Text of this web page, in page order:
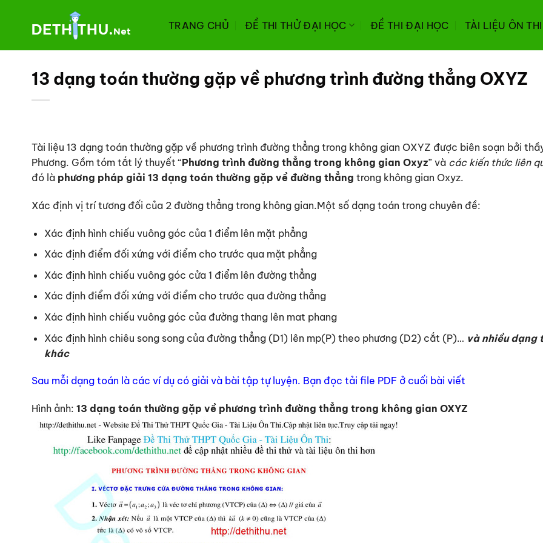
dung
TRANG CHỦ ĐỀ THI THỬ ĐẠI HỌC ĐỀ THI ĐẠI HỌC TÀI LIỆU ÔN
13 dạng toán thường gặp về phương trình đường thẳng OXYZ
Tài liệu 13 dạng toán thường gặp về phương trình đường thẳng trong không gian OXYZ được biên soạn bởi
Phương. Gồm tóm tắt lý thuyết “Phương trình đường thẳng trong không gian Oxyz” và các kiến thức liên
đó là phương pháp giải 13 dạng toán thường gặp về đường thẳng trong không gian Oxyz.
Xác định vị trí tương đối của 2 đường thẳng trong không gian.Một số dạng toán trong chuyên đề:
Xác định hình chiếu vuông góc của 1 điểm lên mặt phẳng
Xác định điểm đối xứng với điểm cho trước qua mặt phẳng
Xác định hình chiếu vuông góc cửa 1 điểm lên đường thẳng
Xác định điểm đối xứng với điểm cho trước qua đường thẳng
Xác định hình chiếu vuông góc của đường thang lên mat phang
Xác định hình chiêu song song của đường thẳng (D1) lên mp(P) theo phương (D2) cắt (P)… và nhiều dạng
khác
Sau mỗi dạng toán là các ví dụ có giải và bài tập tự luyện. Bạn đọc tải file PDF ở cuối bài viết
Hình ảnh: 13 dạng toán thường gặp về phương trình đường thẳng trong không gian OXYZ